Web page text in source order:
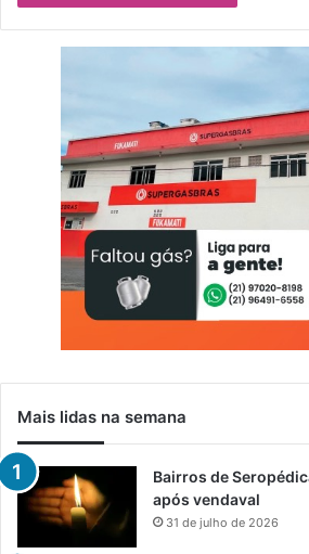
Mais lidas na semana
Bairros de
após vendaval
31 de julho de 2026